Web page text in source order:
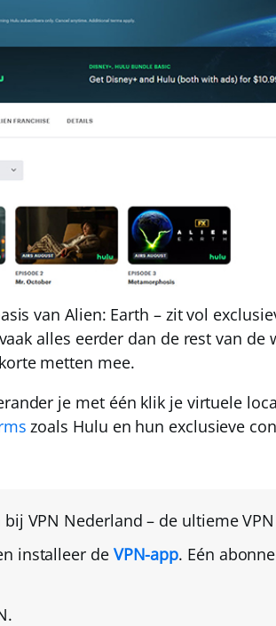
van Alien: Earth – zit vol
alles eerder dan de rest van
korte metten mee.
je met één klik je virtuele
zoals Hulu en hun exclusieve
bij VPN Nederland – de ultieme
installeer de VPN-app. Eén